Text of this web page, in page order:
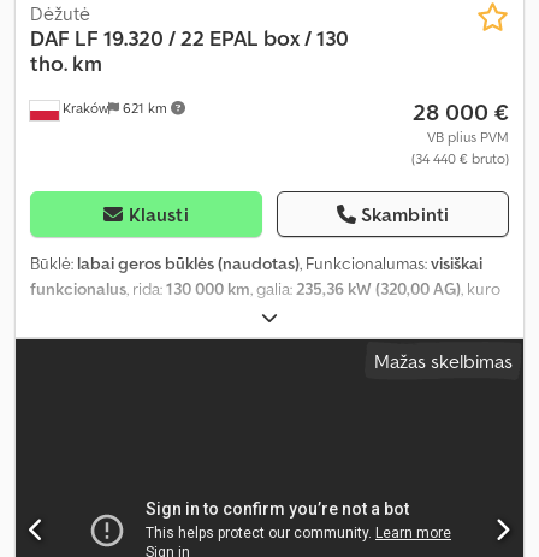
Kraków 621 km
Dėžutė
DAF LF 19.320 / 22 EPAL box / 130
tho. km
28 000 €
VB plius PVM
(34 440 € bruto)
Klausti Skambinti
Būklė: labai geros būklės (naudotas), Funkcionalumas:visiškai
funkcionalus, rida:130 000 km, galia:235,36 kW (320,00 AG), kuro
9 660 kg
9 340 kg, bendras svoris:19 000 kg, ašių konfigūracija:4x2, spalva:
, pavaros tipas:
Mažas skelbimas